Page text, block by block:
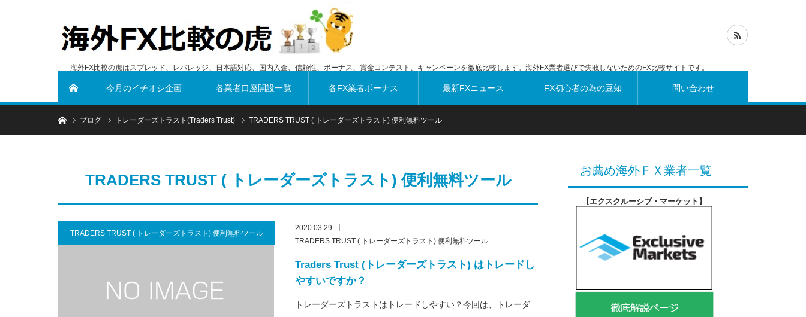
海外FX比較の虎はスプレッド、レバレッジ、日本語対応、国内入金、信頼性、ボーナス、賞金コンテスト、キャンペーンを徹底比較します。海外FX業者選びで失敗しないためのFX比較サイトです。
今月のイチオシ企画 各業者口座開設一覧 各FX業者ボーナス 最新FXニュース FX初心者の為の豆知 問い合わせ
ホームブログ トレーダーズトラスト(Traders Trust) TRADERS TRUST ( トレーダーズトラスト) 便利無料ツール
TRADERS TRUST ( トレーダーズトラスト) 便利無料ツール
TRADERS TRUST ( トレーダーズトラスト) 便利無料ツール
2020.03.29
TRADERS TRUST ( トレーダーズトラスト) 便利無料ツール
Traders Trust (トレーダーズトラスト) はトレードし
やすいですか？
トレーダーズトラストはトレードしやすい？今回は、トレーダ
お薦め海外ＦＸ業者一覧
【エクスクルーシブ・マーケット 】